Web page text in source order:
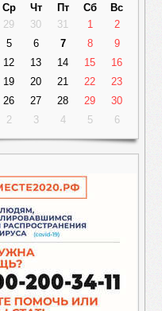
Ср Чт Пт Сб
Вс
29 30 31 1
2
5 6 7 8
9
12 13 14 15
16
19 20 21 22
23
26 27 28 29
30
2 3 4 5 6